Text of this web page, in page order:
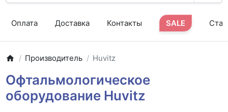
Оплата Доставка Контакты SALE
Производитель Huvitz
Офтальмологическое
оборудование Huvitz